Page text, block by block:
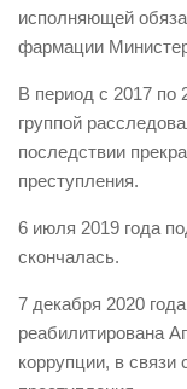
исполняющей
фармации
В период с 2017 по
группой
последствии
преступления.
6 июля 2019 года
скончалась.
7 декабря 2020
реабилитирована
коррупции, в связи